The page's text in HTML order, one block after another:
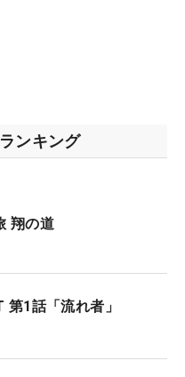
ンキング
翔の道
第1話「流れ者」